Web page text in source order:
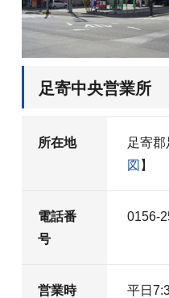
足寄中央営業所
所在地 足寄
図 】
電話番
号
0156-
営業時
平日